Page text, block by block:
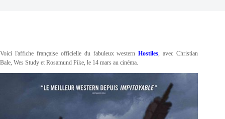
Voici l'affiche française officielle du fabuleux westernHostiles, avec Christian
Bale, Wes Study et Rosamund Pike, le 14 mars au cinéma.